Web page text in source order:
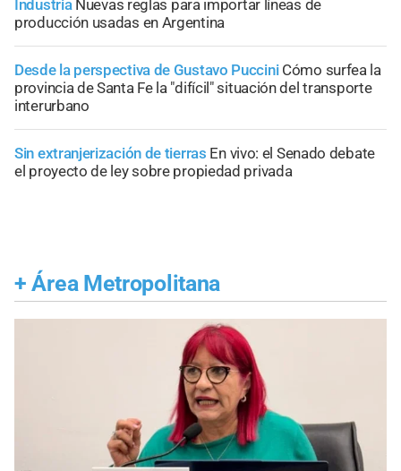
Industria Nuevas reglas para importar líneas de
producción usadas en Argentina
Desde la perspectiva de Gustavo Puccini Cómo surfea la
provincia de Santa Fe la "difícil" situación del transporte
interurbano
Sin extranjerización de tierras En vivo: el Senado debate
el proyecto de ley sobre propiedad privada
+ Área Metropolitana